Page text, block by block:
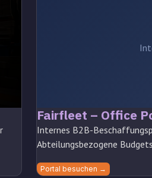
Fairfleet – Office
Internes B2B-
Abteilungsbezogene
Portal besuchen →